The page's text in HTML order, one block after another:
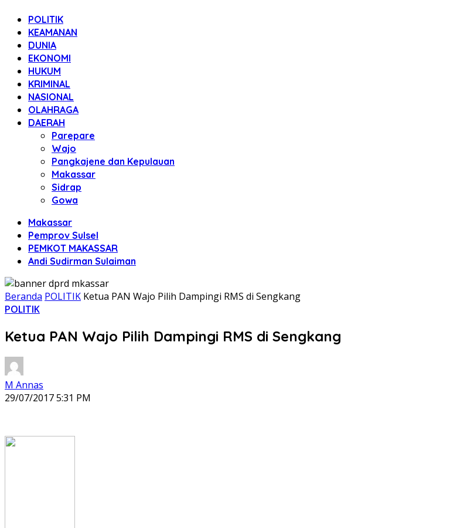
POLITIK
KEAMANAN
DUNIA
EKONOMI
HUKUM
KRIMINAL
NASIONAL
OLAHRAGA
DAERAH
Parepare
Wajo
Pangkajene dan Kepulauan
Makassar
Sidrap
Gowa
Makassar
Pemprov Sulsel
PEMKOT MAKASSAR
Andi Sudirman Sulaiman
Beranda POLITIK Ketua PAN Wajo Pilih Dampingi RMS di Sengkang
POLITIK
Ketua PAN Wajo Pilih Dampingi RMS di Sengkang
M Annas
29/07/2017 5:31 PM